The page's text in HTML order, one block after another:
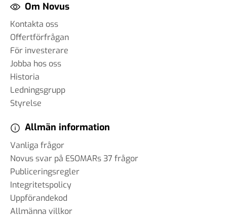
Om Novus
Kontakta oss
Offertförfrågan
För investerare
Jobba hos oss
Historia
Ledningsgrupp
Styrelse
Allmän information
Vanliga frågor
Novus svar på ESOMARs 37 frågor
Publiceringsregler
Integritetspolicy
Uppförandekod
Allmänna villkor